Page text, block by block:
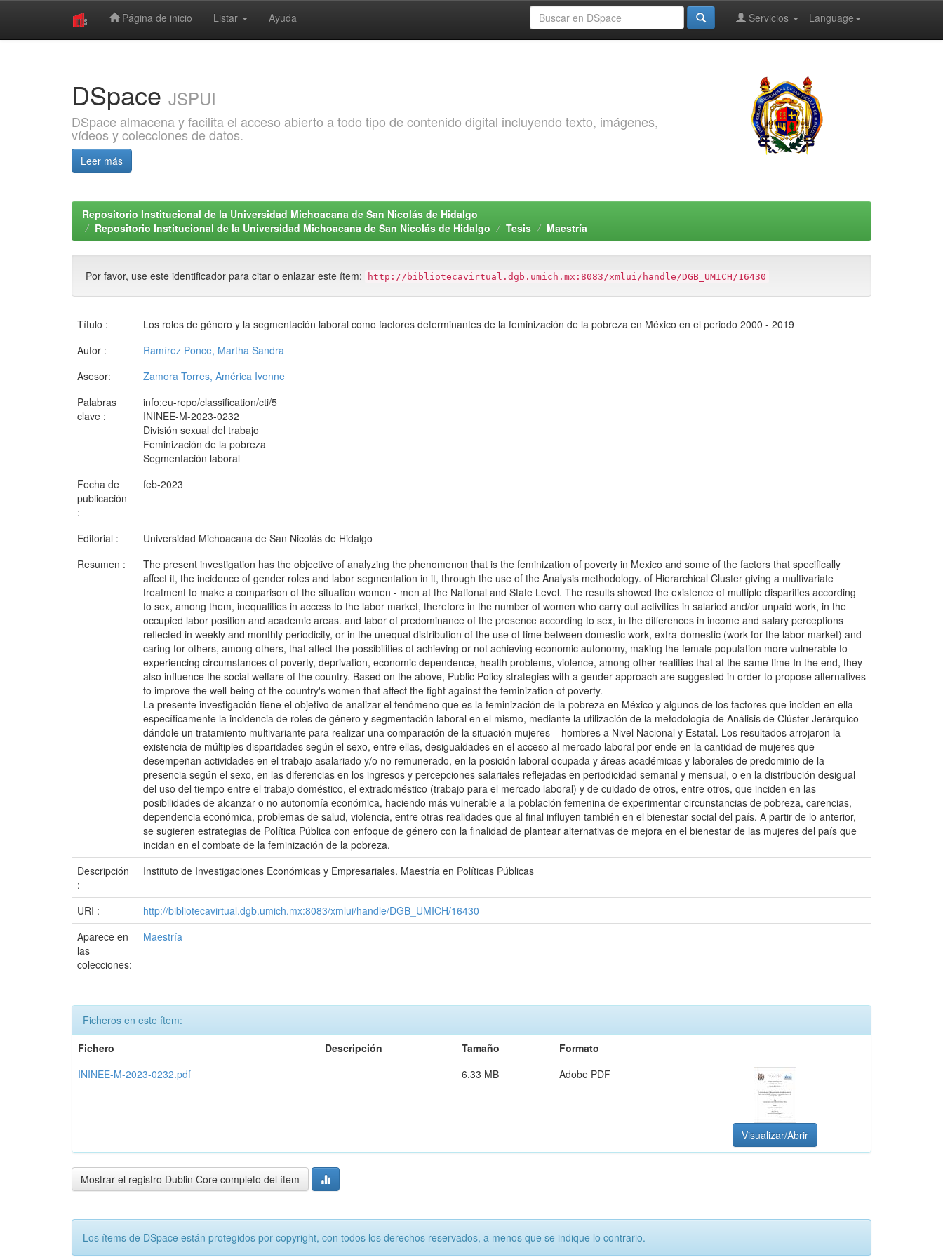
Página de inicio Listar Ayuda Language
Servicios
DSpace JSPUI
DSpace almacena y facilita el acceso abierto a todo tipo de contenido digital incluyendo texto, imágenes,
vídeos y colecciones de datos.
Leer más
Repositorio Institucional de la Universidad Michoacana de San Nicolás de Hidalgo
Repositorio Institucional de la Universidad Michoacana de San Nicolás de Hidalgo
Tesis Maestría
Por favor, use este identificador para citar o enlazar este ítem: http://bibliotecavirtual.dgb.umich.mx:8083/xmlui/handle/DGB_UMICH/16430
Título :
Los roles de género y la segmentación laboral como factores determinantes de la feminización de la pobreza en México en el periodo 2000 - 2019
Autor :
Ramírez Ponce, Martha Sandra
Asesor:
Zamora Torres, América Ivonne
Palabras
clave :
info:eu-repo/classification/cti/5
ININEE-M-2023-0232
División sexual del trabajo
Feminización de la pobreza
Segmentación laboral
Fecha de
publicación
:
feb-2023
Editorial :
Universidad Michoacana de San Nicolás de Hidalgo
Resumen :
The present investigation has the objective of analyzing the phenomenon that is the feminization of poverty in Mexico and some of the factors that specifically
affect it, the incidence of gender roles and labor segmentation in it, through the use of the Analysis methodology. of Hierarchical Cluster giving a multivariate
treatment to make a comparison of the situation women - men at the National and State Level. The results showed the existence of multiple disparities according
to sex, among them, inequalities in access to the labor market, therefore in the number of women who carry out activities in salaried and/or unpaid work, in the
occupied labor position and academic areas. and labor of predominance of the presence according to sex, in the differences in income and salary perceptions
reflected in weekly and monthly periodicity, or in the unequal distribution of the use of time between domestic work, extra-domestic (work for the labor market) and
caring for others, among others, that affect the possibilities of achieving or not achieving economic autonomy, making the female population more vulnerable to
experiencing circumstances of poverty, deprivation, economic dependence, health problems, violence, among other realities that at the same time In the end, they
also influence the social welfare of the country. Based on the above, Public Policy strategies with a gender approach are suggested in order to propose alternatives
to improve the well-being of the country's women that affect the fight against the feminization of poverty.
La presente investigación tiene el objetivo de analizar el fenómeno que es la feminización de la pobreza en México y algunos de los factores que inciden en ella
específicamente la incidencia de roles de género y segmentación laboral en el mismo, mediante la utilización de la metodología de Análisis de Clúster Jerárquico
dándole un tratamiento multivariante para realizar una comparación de la situación mujeres – hombres a Nivel Nacional y Estatal. Los resultados arrojaron la
existencia de múltiples disparidades según el sexo, entre ellas, desigualdades en el acceso al mercado laboral por ende en la cantidad de mujeres que
desempeñan actividades en el trabajo asalariado y/o no remunerado, en la posición laboral ocupada y áreas académicas y laborales de predominio de la
presencia según el sexo, en las diferencias en los ingresos y percepciones salariales reflejadas en periodicidad semanal y mensual, o en la distribución desigual
del uso del tiempo entre el trabajo doméstico, el extradoméstico (trabajo para el mercado laboral) y de cuidado de otros, entre otros, que inciden en las
posibilidades de alcanzar o no autonomía económica, haciendo más vulnerable a la población femenina de experimentar circunstancias de pobreza, carencias,
dependencia económica, problemas de salud, violencia, entre otras realidades que al final influyen también en el bienestar social del país. A partir de lo anterior,
se sugieren estrategias de Política Pública con enfoque de género con la finalidad de plantear alternativas de mejora en el bienestar de las mujeres del país que
incidan en el combate de la feminización de la pobreza.
Descripción
:
Instituto de Investigaciones Económicas y Empresariales. Maestría en Políticas Públicas
URI :
http://bibliotecavirtual.dgb.umich.mx:8083/xmlui/handle/DGB_UMICH/16430
Aparece en
las
colecciones:
Maestría
Ficheros en este ítem:
Fichero
Descripción Tamaño
Formato
ININEE-M-2023-0232.pdf
6.33 MB Adobe PDF
Visualizar/Abrir
Mostrar el registro Dublin Core completo del ítem
Los ítems de DSpace están protegidos por copyright, con todos los derechos reservados, a menos que se indique lo contrario.